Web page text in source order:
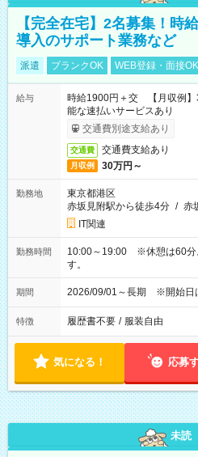
【完全在宅】2名募集！時
導入のサポート業務など
派遣 ブランクOK WEB登録・面接OK
給与
時給1900円＋交 【月収例
能な速払いサービスあり
交通費別途支給あり
交通費 交通費支給あり
月収例 30万円～
勤務地
東京都港区
赤坂見附駅から徒歩4分 / 赤
IT関連
勤務時間
10:00～19:00 ※休憩は60分
す。
期間 2026/09/01～長期 ※開始日
特徴 履歴書不要 / 服装自由
気になる！ 応募
未読